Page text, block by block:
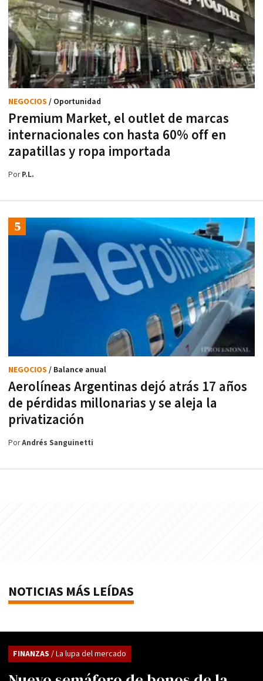
Premium Market, el outlet de marcas
internacionales con hasta 60% off en
zapatillas y ropa importada
NEGOCIOS / Oportunidad
PorP.L.
Aerolíneas Argentinas dejó atrás 17 años
de pérdidas millonarias y se aleja la
privatización
NEGOCIOS / Balance anual
PorAndrés Sanguinetti
NOTICIAS MÁS LEÍDAS
FINANZAS / La lupa del mercado